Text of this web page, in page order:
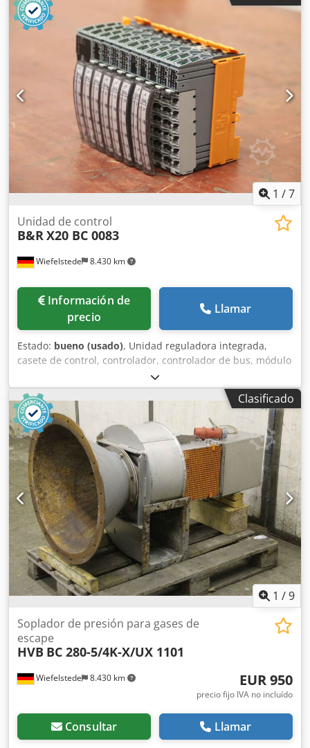
- Dimensiones: 105/40/80 mm - Peso: 0,1 kg
1 /7
Wiefelstede 8.430 km
Unidad de control
B&RX20 BC 0083
Información de
precio
Llamar
Estado: bueno (usado), Unidad reguladora integrada,
casete de control, controlador, controlador de bus, módulo
de bus, Powerlink - Fabricante: B&R, Ethernet Powerlink
con 8 módulos de entrada de energía - Powerlink: Tipo X20
BC 0083 Djdpfxjubfx Rj Adqjck - Módulos de entrada: X20
PS 9400 1x / X20 DI 9371 3x / X20 AO 4632 2x / X20 PS 3300
1x / X20 DO 9322 2x - Precio/suministro: completo -
Dimensiones: 140/100/110 mm - Peso: 0,7 kg
Clasificado
1 /9
Wiefelstede 8.430 km
Soplador de presión para gases de
escape
HVB BC 280-5/4K-X/UX 1101
EUR 950
precio fijo IVA no incluído
Consultar Llamar